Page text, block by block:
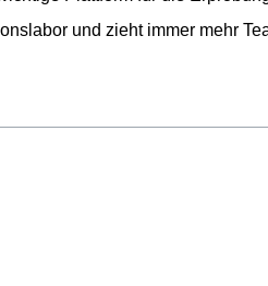
und zieht immer mehr